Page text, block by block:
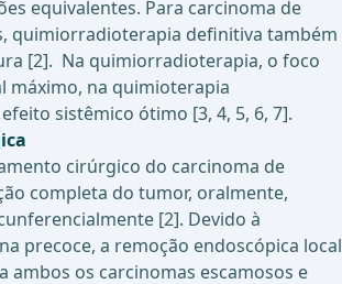
equivalentes. Para carcinoma de
quimiorradioterapia definitiva também
[2]. Na quimiorradioterapia, o foco
máximo, na quimioterapia
sistêmico ótimo [3, 4, 5, 6, 7].
cirúrgico do carcinoma de
completa do tumor, oralmente,
[2]. Devido à
precoce, a remoção endoscópica local
ambos os carcinomas escamosos e